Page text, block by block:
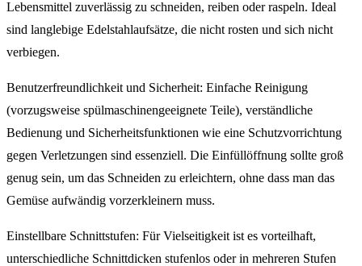
Lebensmittel zuverlässig zu schneiden, reiben oder raspeln. Ideal
sind langlebige Edelstahlaufsätze, die nicht rosten und sich nicht
verbiegen.
Benutzerfreundlichkeit und Sicherheit: Einfache Reinigung
(vorzugsweise spülmaschinengeeignete Teile), verständliche
Bedienung und Sicherheitsfunktionen wie eine Schutzvorrichtung
gegen Verletzungen sind essenziell. Die Einfüllöffnung sollte groß
genug sein, um das Schneiden zu erleichtern, ohne dass man das
Gemüse aufwändig vorzerkleinern muss.
Einstellbare Schnittstufen: Für Vielseitigkeit ist es vorteilhaft,
unterschiedliche Schnittdicken stufenlos oder in mehreren Stufen